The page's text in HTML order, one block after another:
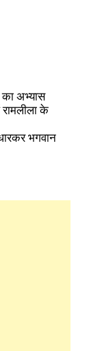
का अभ्यास
के
भगवान